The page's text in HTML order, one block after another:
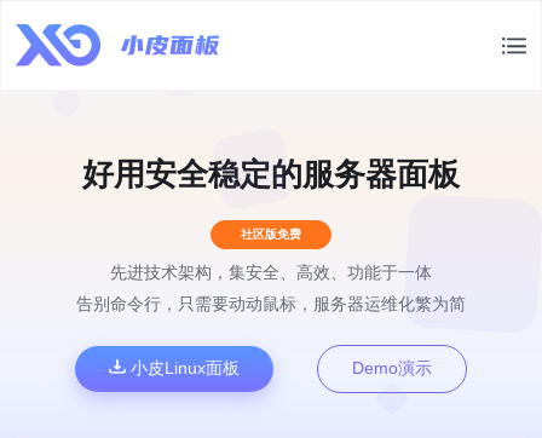
好用安全稳定的服务器面板
社区版免费
先进技术架构，集安全、高效、功能于一体
告别命令行，只需要动动鼠标，服务器运维化繁为简
小皮Linux面板 Demo演示